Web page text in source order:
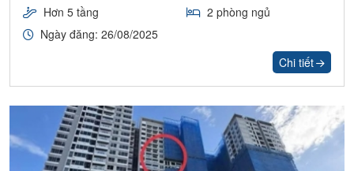
Hơn 5 tầng
2 phòng ngủ
Ngày đăng: 26/08/2025
Chi tiết